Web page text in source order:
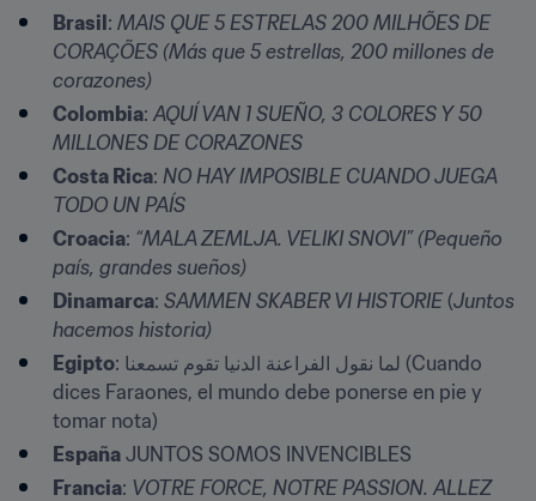
Brasil : MAIS QUE 5 ESTRELAS 200 MILHÕES DE
CORAÇÕES (Más que 5 estrellas, 200 millones de
corazones)
Colombia: AQUÍ VAN 1 SUEÑO, 3 COLORES Y 50
MILLONES DE CORAZONES
Costa Rica: NO HAY IMPOSIBLE CUANDO JUEGA
TODO UN PAÍS
Croacia: “MALA ZEMLJA. VELIKI SNOVI” (Pequeño
país, grandes sueños)
Dinamarca: SAMMEN SKABER VI HISTORIE (Juntos
hacemos historia)
Egipto: لما نقول الفراعنة الدنيا تقوم تسمعنا (Cuando
dices Faraones, el mundo debe ponerse en pie y
tomar nota)
España JUNTOS SOMOS INVENCIBLES
Francia: VOTRE FORCE, NOTRE PASSION. ALLEZ